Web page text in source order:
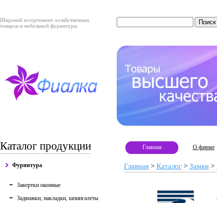
Широкий ассортимент хозяйственных
товаров и мебельной фурнитуры
Каталог продукции
Фурнитура
Завертки оконные
Задвижки, накладки, шпингалеты
Главная О фирме
Главная > Каталог > Замки >